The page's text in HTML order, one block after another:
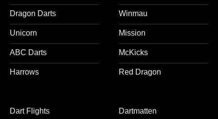
Dragon Darts
Unicorn
ABC Darts
Harrows
Winmau
Mission
McKicks
Red Dragon
Dart Flights Dartmatten